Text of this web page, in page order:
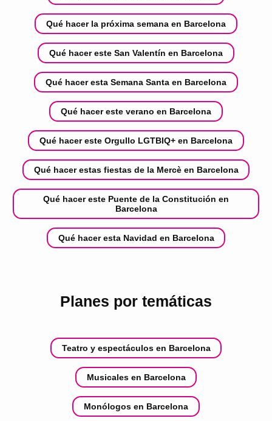
Qué hacer la próxima semana en Barcelona
Qué hacer este San Valentín en Barcelona
Qué hacer esta Semana Santa en Barcelona
Qué hacer este verano en Barcelona
Qué hacer este Orgullo LGTBIQ+ en Barcelona
Qué hacer estas fiestas de la Mercè en Barcelona
Qué hacer este Puente de la Constitución en
Barcelona
Qué hacer esta Navidad en Barcelona
Planes por temáticas
Teatro y espectáculos en Barcelona
Musicales en Barcelona
Monólogos en Barcelona